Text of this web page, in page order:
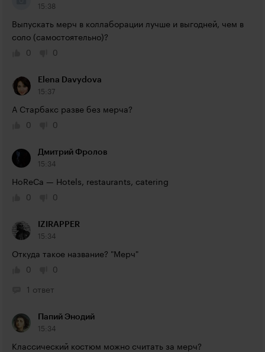
15:38
Выпускать мерч в коллаборации лучше и выгодней, чем в
соло (самостоятельно)?
0
0
Elena Davydova
15:37
А Старбакс разве без мерча?
0
0
Дмитрий Фролов
15:34
HoReCa — Hotels, restaurants, catering
0
0
IZIRAPPER
15:34
Откуда такое название? "Мерч"
0
0
1 ответ
Папий Энодий
15:34
Классический костюм можно считать за мерч?